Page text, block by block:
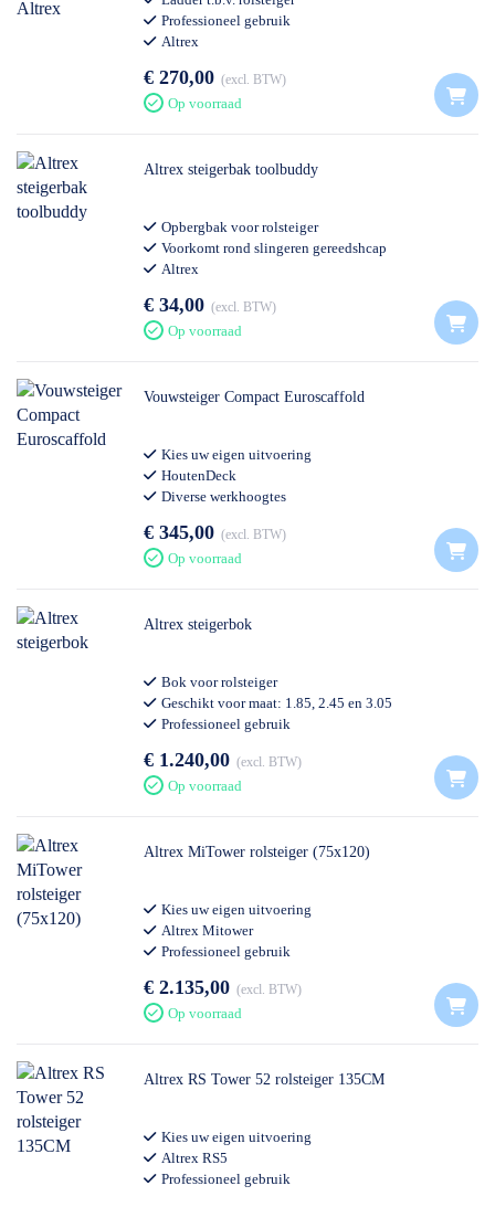
Professioneel gebruik
Altrex
€ 270,00 excl. BTW
Op voorraad
Altrex steigerbak toolbuddy
Opbergbak voor rolsteiger
Voorkomt rond slingeren gereedshcap
Altrex
€ 34,00 excl. BTW
Op voorraad
Vouwsteiger Compact Euroscaffold
Kies uw eigen uitvoering
HoutenDeck
Diverse werkhoogtes
€ 345,00 excl. BTW
Op voorraad
Altrex steigerbok
Bok voor rolsteiger
Geschikt voor maat: 1.85, 2.45 en 3.05
Professioneel gebruik
€ 1.240,00 excl. BTW
Op voorraad
Altrex MiTower rolsteiger (75x120)
Kies uw eigen uitvoering
Altrex Mitower
Professioneel gebruik
€ 2.135,00 excl. BTW
Op voorraad
Altrex RS Tower 52 rolsteiger 135CM
Kies uw eigen uitvoering
Altrex RS5
Professioneel gebruik